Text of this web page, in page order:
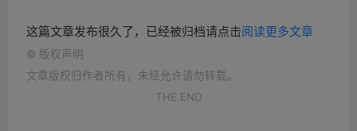
这篇文章发布很久了，已经被归档请点击阅读更多文章
© 版权声明
文章版权归作者所有，未经允许请勿转载。
THE END